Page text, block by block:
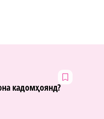
кадомҳоянд?